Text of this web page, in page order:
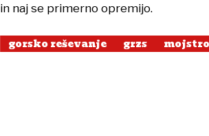
in naj se primerno opremijo.
gorsko reševanje grzs